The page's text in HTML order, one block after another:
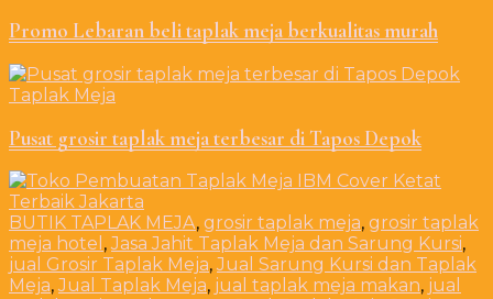
Promo Lebaran beli taplak meja berkualitas murah
Taplak Meja
Pusat grosir taplak meja terbesar di Tapos Depok
BUTIK TAPLAK MEJA, grosir taplak meja, grosir taplak
meja hotel ,Jasa Jahit Taplak Meja dan Sarung Kursi,
jual Grosir Taplak Meja,Jual Sarung Kursi dan Taplak
Meja,Jual Taplak Meja, jual taplak meja makan, jual